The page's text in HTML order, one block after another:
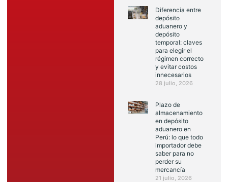
Diferencia entre
depósito
aduanero y
depósito
temporal: claves
para elegir el
régimen correcto
y evitar costos
innecesarios
28 julio, 2026
Plazo de
almacenamiento
en depósito
aduanero en
Perú: lo que todo
importador debe
saber para no
perder su
mercancía
21 julio, 2026